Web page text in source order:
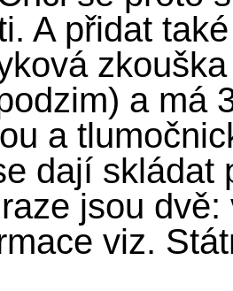
A přidat
a má
a
dají skládat
jsou
viz.